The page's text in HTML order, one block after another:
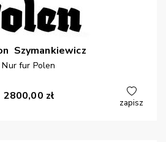
Szymankiewicz
Nur fur Polen
2800,00 zł
zapisz